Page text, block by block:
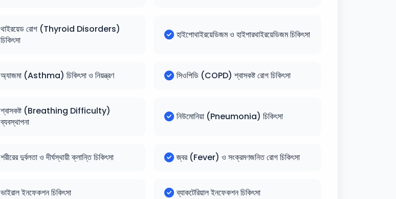
থাইরয়েড রোগ (Thyroid Disorders)
চিকিৎসা
হাইপোথাইরয়েডিজম ও হাইপারথাইরয়েডিজম চিকিৎসা
অ্যাজমা (Asthma) চিকিৎসা ও নিয়ন্ত্রণ সিওপিডি (COPD) শ্বাসকষ্ট রোগ চিকিৎসা
শ্বাসকষ্ট (Breathing Difficulty)
ব্যবস্থাপনা
নিউমোনিয়া (Pneumonia) চিকিৎসা
শরীরের দুর্বলতা ও দীর্ঘস্থায়ী ক্লান্তি চিকিৎসা জ্বর (Fever) ও সংক্রমণজনিত রোগ চিকিৎসা
ভাইরাল ইনফেকশন চিকিৎসা ব্যাকটেরিয়াল ইনফেকশন চিকিৎসা